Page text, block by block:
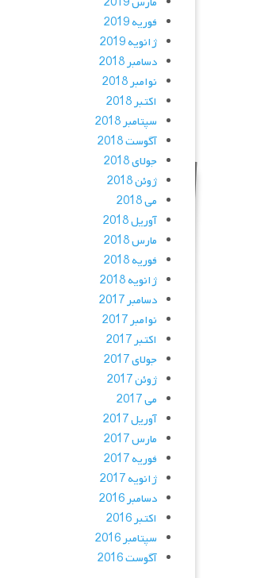
فوریه 2019
ژانویه 2019
دسامبر 2018
نوامبر 2018
اکتبر 2018
سپتامبر 2018
آگوست 2018
جولای 2018
ژوئن 2018
می 2018
آوریل 2018
مارس 2018
فوریه 2018
ژانویه 2018
دسامبر 2017
نوامبر 2017
اکتبر 2017
جولای 2017
ژوئن 2017
می 2017
آوریل 2017
مارس 2017
فوریه 2017
ژانویه 2017
دسامبر 2016
اکتبر 2016
سپتامبر 2016
آگوست 2016